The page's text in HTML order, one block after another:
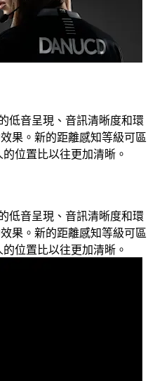
低音呈現、音訊清晰度和環
果。新的距離感知等級可區
位置比以往更加清晰。
低音呈現、音訊清晰度和環
果。新的距離感知等級可區
位置比以往更加清晰。